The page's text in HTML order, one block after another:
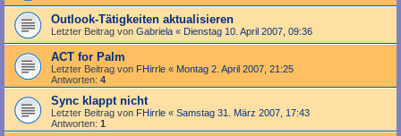
Outlook-Tätigkeiten aktualisieren
Letzter Beitrag von Gabriela « Dienstag 10. April 2007, 09:36
ACT for Palm
Letzter Beitrag von FHirrle « Montag 2. April 2007, 21:25
Antworten: 4
Sync klappt nicht
Letzter Beitrag von FHirrle « Samstag 31. März 2007, 17:43
Antworten: 1